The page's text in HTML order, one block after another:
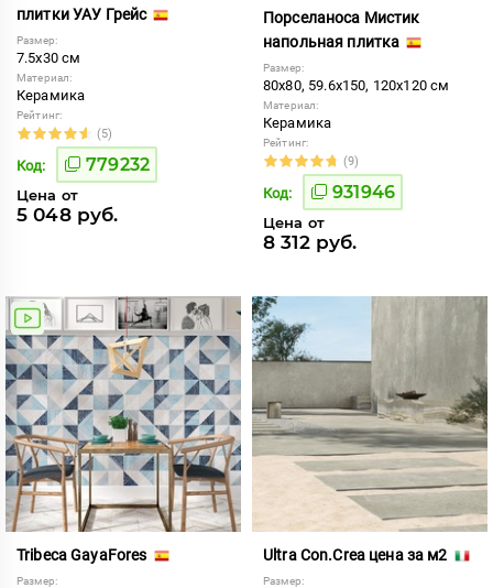
плитки УАУ Грейс
Размер:
7.5x30 см
Материал:
Керамика
Рейтинг:
(5)
Код: 779232
Цена от
5 048 руб.
Порселаноса Мистик
напольная плитка
Размер:
80x80, 59.6x150, 120x120 см
Материал:
Керамика
Рейтинг:
(9)
Код: 931946
Цена от
8 312 руб.
Tribeca GayaFores
Размер:
Ultra Con.Crea цена за м2
Размер: